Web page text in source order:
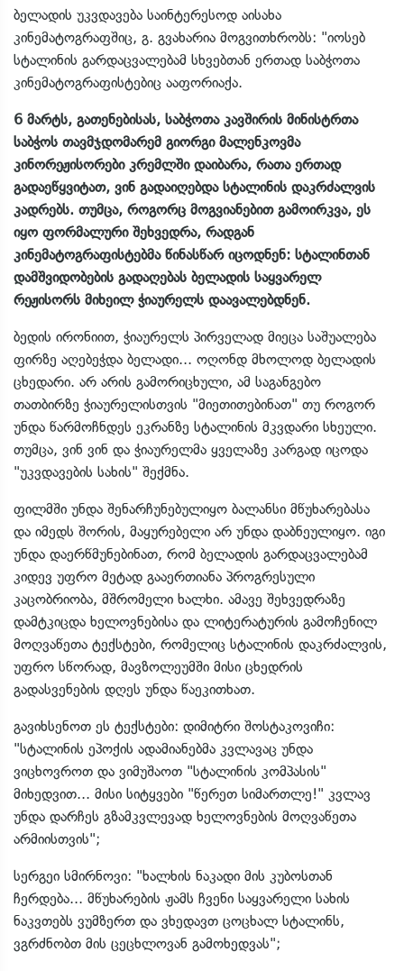
ბელადის უკვდავება საინტერესოდ აისახა
კინემატოგრაფშიც, გ. გვახარია მოგვითხრობს: "იოსებ
სტალინის გარდაცვალებამ სხვებთან ერთად საბჭოთა
კინემატოგრაფისტებიც ააფორიაქა.
6 მარტს, გათენებისას, საბჭოთა კავშირის მინისტრთა
საბჭოს თავმჯდომარემ გიორგი მალენკოვმა
კინორეჟისორები კრემლში დაიბარა, რათა ერთად
გადაეწყვიტათ, ვინ გადაიღებდა სტალინის დაკრძალვის
კადრებს. თუმცა, როგორც მოგვიანებით გამოირკვა, ეს
იყო ფორმალური შეხვედრა, რადგან
კინემატოგრაფისტებმა წინასწარ იცოდნენ: სტალინთან
დამშვიდობების გადაღებას ბელადის საყვარელ
რეჟისორს მიხეილ ჭიაურელს დაავალებდნენ.
ბედის ირონიით, ჭიაურელს პირველად მიეცა საშუალება
ფირზე აღებეჭდა ბელადი... ოღონდ მხოლოდ ბელადის
ცხედარი. არ არის გამორიცხული, ამ საგანგებო
თათბირზე ჭიაურელისთვის "მიეთითებინათ" თუ როგორ
უნდა წარმოჩნდეს ეკრანზე სტალინის მკვდარი სხეული.
თუმცა, ვინ ვინ და ჭიაურელმა ყველაზე კარგად იცოდა
"უკვდავების სახის" შექმნა.
ფილმში უნდა შენარჩუნებულიყო ბალანსი მწუხარებასა
და იმედს შორის, მაყურებელი არ უნდა დაბნეულიყო. იგი
უნდა დაერწმუნებინათ, რომ ბელადის გარდაცვალებამ
კიდევ უფრო მეტად გააერთიანა პროგრესული
კაცობრიობა, მშრომელი ხალხი. ამავე შეხვედრაზე
დამტკიცდა ხელოვნებისა და ლიტერატურის გამოჩენილ
მოღვაწეთა ტექსტები, რომელიც სტალინის დაკრძალვის,
უფრო სწორად, მავზოლეუმში მისი ცხედრის
გადასვენების დღეს უნდა წაეკითხათ.
გავიხსენოთ ეს ტექსტები: დიმიტრი შოსტაკოვიჩი:
"სტალინის ეპოქის ადამიანებმა კვლავაც უნდა
ვიცხოვროთ და ვიმუშაოთ "სტალინის კომპასის"
მიხედვით... მისი სიტყვები "წერეთ სიმართლე!" კვლავ
უნდა დარჩეს გზამკვლევად ხელოვნების მოღვაწეთა
არმიისთვის";
სერგეი სმირნოვი: "ხალხის ნაკადი მის კუბოსთან
ჩერდება... მწუხარების ჟამს ჩვენი საყვარელი სახის
ნაკვთებს ვუმზერთ და ვხედავთ ცოცხალ სტალინს,
ვგრძნობთ მის ცეცხლოვან გამოხედვას";